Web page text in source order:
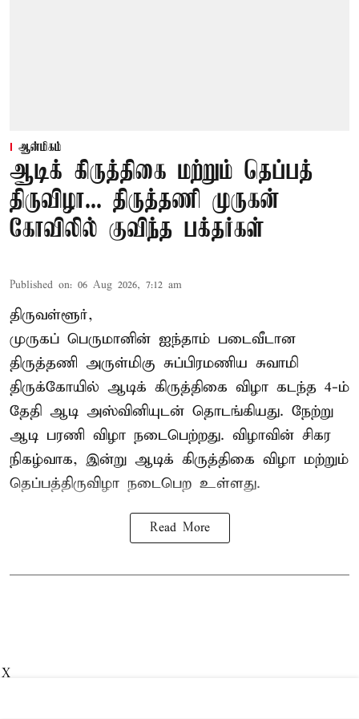
ஆன்மிகம்
ஆடிக் கிருத்திகை மற்றும் தெப்பத்
திருவிழா... திருத்தணி முருகன்
கோவிலில் குவிந்த பக்தர்கள்
Published on: 06 Aug 2026, 7:12 am
திருவள்ளூர்,
முருகப் பெருமானின் ஐந்தாம் படைவீடான
திருத்தணி அருள்மிகு சுப்பிரமணிய சுவாமி
திருக்கோயில் ஆடிக் கிருத்திகை விழா கடந்த 4-ம்
தேதி ஆடி அஸ்வினியுடன் தொடங்கியது. நேற்று
ஆடி பரணி விழா நடைபெற்றது. விழாவின் சிகர
நிகழ்வாக, இன்று ஆடிக் கிருத்திகை விழா மற்றும்
தெப்பத்திருவிழா நடைபெற உள்ளது.
Read More
X